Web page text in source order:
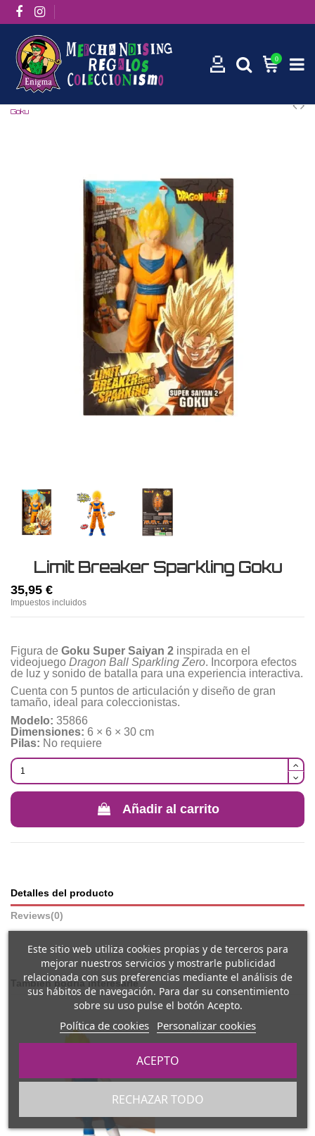
0
Goku
Limit Breaker Sparkling Goku
35,95 €
Impuestos incluidos
Figura de Goku Super Saiyan 2 inspirada en el
videojuego Dragon Ball Sparkling Zero. Incorpora efectos
de luz y sonido de batalla para una experiencia interactiva.
Cuenta con 5 puntos de articulación y diseño de gran
tamaño, ideal para coleccionistas.
Modelo: 35866
Dimensiones: 6 × 6 × 30 cm
Pilas: No requiere
Añadir al carrito
Detalles del producto
Reviews(0)
También podría interesarle
Este sitio web utiliza cookies propias y de terceros para
mejorar nuestros servicios y mostrarle publicidad
relacionada con sus preferencias mediante el análisis de
sus hábitos de navegación. Para dar su consentimiento
sobre su uso pulse el botón Acepto.
Política de cookies Personalizar cookies
RECHAZAR TODO
ACEPTO